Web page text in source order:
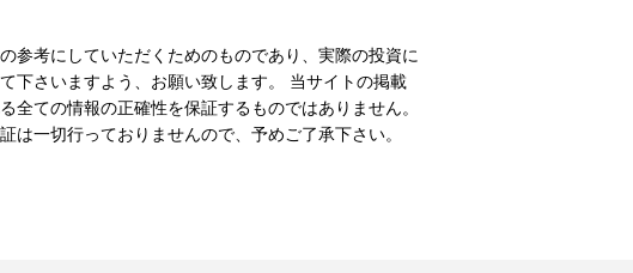
参考にしていただくためのものであり、実際の投資に
下さいますよう、お願い致します。 当サイトの掲載
ての情報の正確性を保証するものではありません。
一切行っておりませんので、予めご了承下さい。